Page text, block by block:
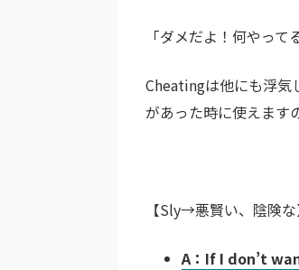
「ダメだよ！何やって
Cheatingは他にも浮気
があった時に使えます
【Sly→悪賢い、陰険な
A：If I don’t